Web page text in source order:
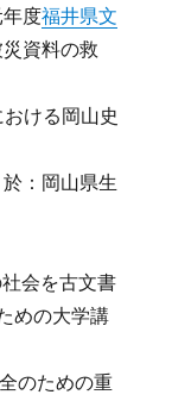
度福井県文
資料の救
おける岡山史
：岡山県生
会を古文書
めの大学講
のための重